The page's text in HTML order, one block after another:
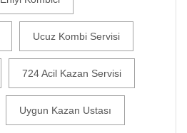
Ucuz Kombi Servisi
724 Acil Kazan Servisi
Uygun Kazan Ustası